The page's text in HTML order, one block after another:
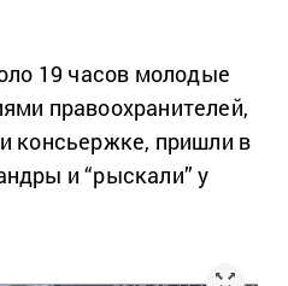
19 часов молодые
правоохранителей,
консьержке, пришли в
и “рыскали” у